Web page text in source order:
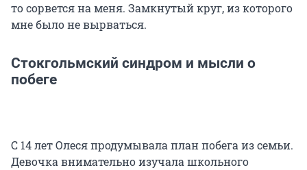
то сорвется на меня. Замкнутый круг, из которого
мне было не вырваться.
Стокгольмский синдром и мысли о
побеге
С 14 лет Олеся продумывала план побега из семьи.
Девочка внимательно изучала школьного